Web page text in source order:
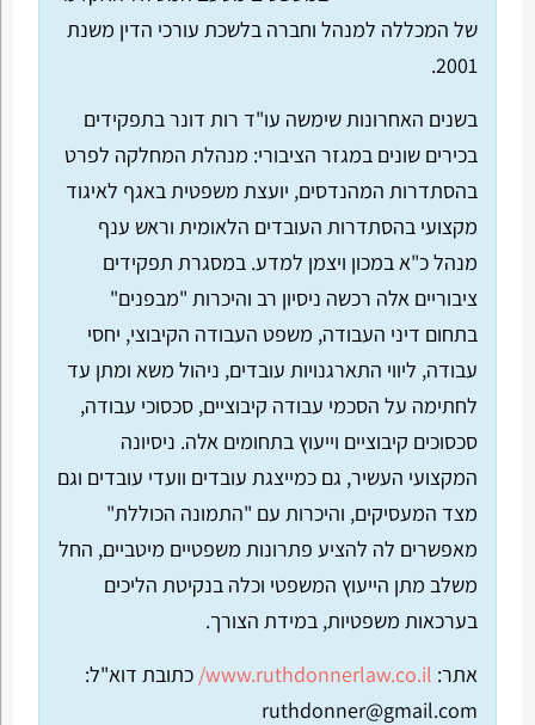
של המכללה למנהל וחברה בלשכת עורכי הדין משנת
2001.
בשנים האחרונות שימשה עו"ד רות דונר בתפקידים
בכירים שונים במגזר הציבורי: מנהלת המחלקה לפרט
בהסתדרות המהנדסים, יועצת משפטית באגף לאיגוד
מקצועי בהסתדרות העובדים הלאומית וראש ענף
מנהל כ"א במכון ויצמן למדע. במסגרת תפקידים
ציבוריים אלה רכשה ניסיון רב והיכרות "מבפנים"
בתחום דיני העבודה, משפט העבודה הקיבוצי, יחסי
עבודה, ליווי התארגנויות עובדים, ניהול משא ומתן עד
לחתימה על הסכמי עבודה קיבוציים, סכסוכי עבודה,
סכסוכים קיבוציים וייעוץ בתחומים אלה. ניסיונה
המקצועי העשיר, גם כמייצגת עובדים וועדי עובדים וגם
מצד המעסיקים, והיכרות עם "התמונה הכוללת"
מאפשרים לה להציע פתרונות משפטיים מיטביים, החל
משלב מתן הייעוץ המשפטי וכלה בנקיטת הליכים
בערכאות משפטיות, במידת הצורך.
אתר: www.ruthdonnerlaw.co.il/ כתובת דוא"ל:
ruthdonner@gmail.com